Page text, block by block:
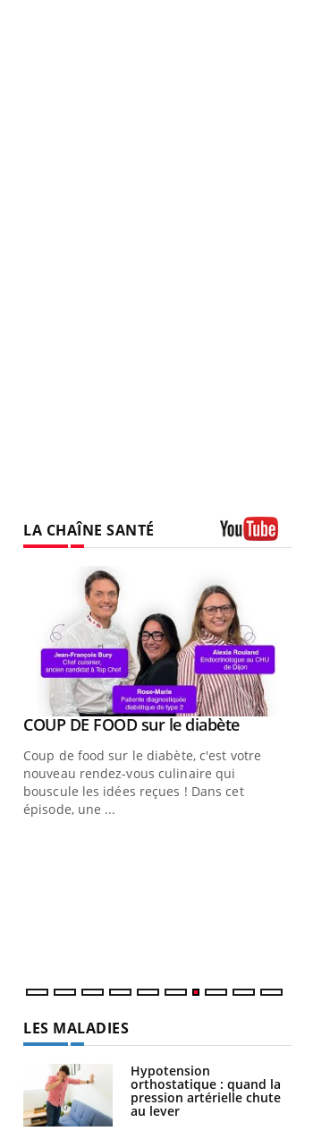
LA CHAÎNE SANTÉ
Youtube
COUP DE FOOD sur le diabèteYoutube
Coup de food sur le diabète, c'est votre
nouveau rendez-vous culinaire qui
bouscule les idées reçues ! Dans cet
épisode, une ...
LES MALADIES
Hypotension
orthostatique : quand la
pression artérielle chute
au lever